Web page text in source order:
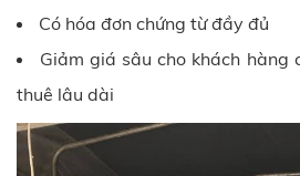
Có hóa đơn chứng từ đầy đủ
Giảm giá sâu cho khách hàng
thuê lâu dài